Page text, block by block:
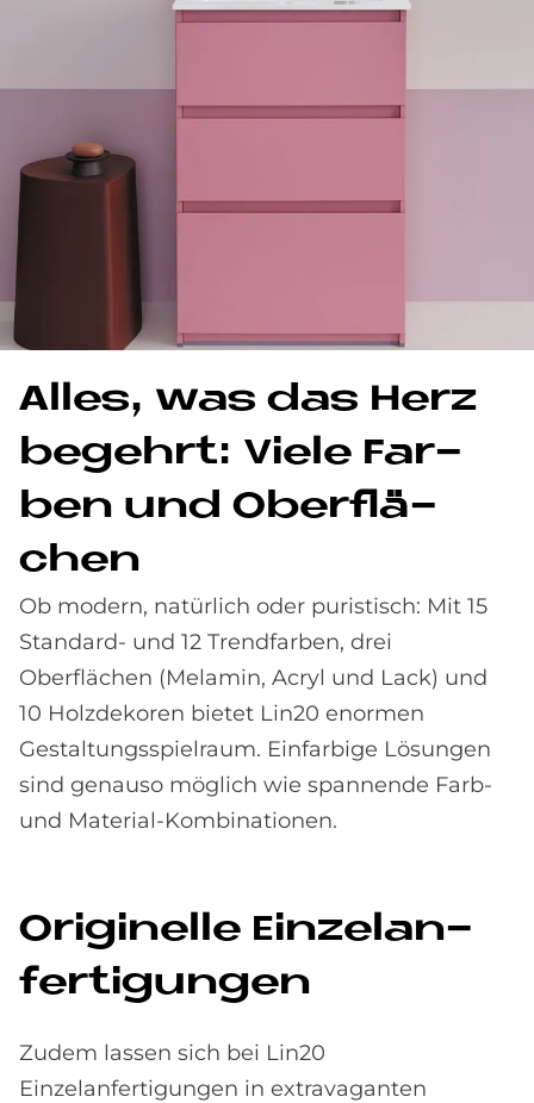
Al­les, was das Herz
be­gehrt: Vie­le Far­
ben und Ober­flä­
chen
Ob modern, natürlich oder puristisch: Mit 15
Standard- und 12 Trendfarben, drei
Oberflächen (Melamin, Acryl und Lack) und
10 Holzdekoren bietet Lin20 enormen
Gestaltungsspielraum. Einfarbige Lösungen
sind genauso möglich wie spannende Farb-
und Material-Kombinationen.
Ori­gi­nel­le Ein­zel­an­
fer­ti­gun­gen
Zudem lassen sich bei Lin20
Einzelanfertigungen in extravaganten